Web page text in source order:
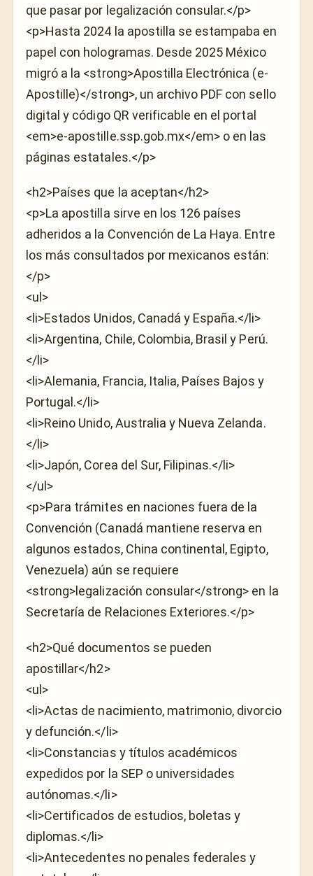
que pasar por legalización consular.</p>
<p>Hasta 2024 la apostilla se estampaba en
papel con hologramas. Desde 2025 México
migró a la <strong>Apostilla Electrónica (e-
Apostille)</strong>, un archivo PDF con sello
digital y código QR verificable en el portal
<em>e-apostille.ssp.gob.mx</em> o en las
páginas estatales.</p>
<h2>Países que la aceptan</h2>
<p>La apostilla sirve en los 126 países
adheridos a la Convención de La Haya. Entre
los más consultados por mexicanos están:
</p>
<ul>
<li>Estados Unidos, Canadá y España.</li>
<li>Argentina, Chile, Colombia, Brasil y Perú.
</li>
<li>Alemania, Francia, Italia, Países Bajos y
Portugal.</li>
<li>Reino Unido, Australia y Nueva Zelanda.
</li>
<li>Japón, Corea del Sur, Filipinas.</li>
</ul>
<p>Para trámites en naciones fuera de la
Convención (Canadá mantiene reserva en
algunos estados, China continental, Egipto,
Venezuela) aún se requiere
<strong>legalización consular</strong> en la
Secretaría de Relaciones Exteriores.</p>
<h2>Qué documentos se pueden
apostillar</h2>
<ul>
<li>Actas de nacimiento, matrimonio, divorcio
y defunción.</li>
<li>Constancias y títulos académicos
expedidos por la SEP o universidades
autónomas.</li>
<li>Certificados de estudios, boletas y
diplomas.</li>
<li>Antecedentes no penales federales y